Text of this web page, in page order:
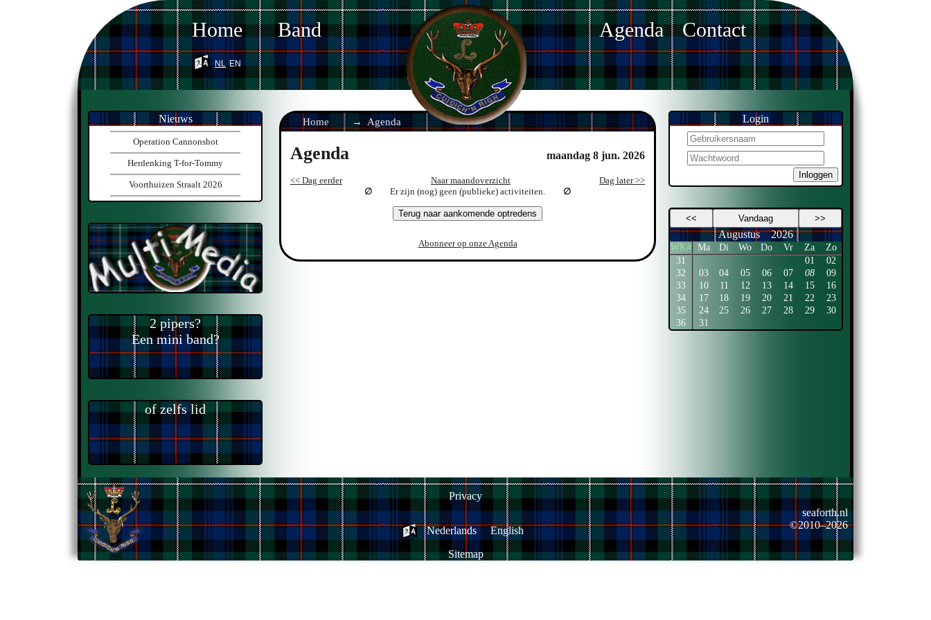
Home Band Agenda Contact
nl en
Home Agenda
Agenda maandag 8 jun. 2026
<< Dag eerder Naar maandoverzicht
Dag later >>
Er zijn (nog) geen (publieke) activiteiten.
Terug naar aankomende optredens
Abonneer op onze Agenda
Nieuws
Operation Cannonshot
Herdenking T-for-Tommy
Voorthuizen Straalt 2026
2 pipers?
Een mini band?
of zelfs lid
Login
Inloggen
<< Vandaag >>
Augustus 2026
WK# Ma Di Wo Do Vr Za
Zo
31
01
02
32
03 04 05 06 07 08
09
33
10 11 12 13 14 15
16
34
17 18 19 20 21 22
23
35
24 25 26 27 28 29
30
36
31
Privacy
Nederlands
English
Sitemap
seaforth.nl
©2010–2026